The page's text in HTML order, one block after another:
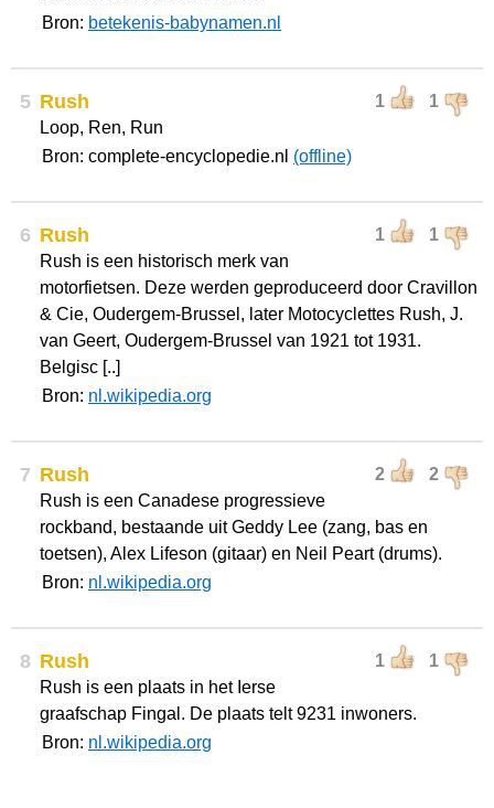
Bron: betekenis-babynamen.nl
5 1 1
Rush
Loop, Ren, Run
Bron: complete-encyclopedie.nl (offline)
6 1 1
Rush
Rush is een historisch merk van
motorfietsen. Deze werden geproduceerd door Cravillon
& Cie, Oudergem-Brussel, later Motocyclettes Rush, J.
van Geert, Oudergem-Brussel van 1921 tot 1931.
Belgisc [..]
Bron: nl.wikipedia.org
7 2 2
Rush
Rush is een Canadese progressieve
rockband, bestaande uit Geddy Lee (zang, bas en
toetsen), Alex Lifeson (gitaar) en Neil Peart (drums).
Bron: nl.wikipedia.org
8 1 1
Rush
Rush is een plaats in het Ierse
graafschap Fingal. De plaats telt 9231 inwoners.
Bron: nl.wikipedia.org